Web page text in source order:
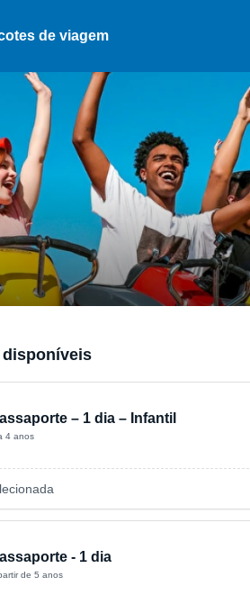
de viagem
disponíveis
– 1 dia – Infantil
4 anos
- 1 dia
de 5 anos